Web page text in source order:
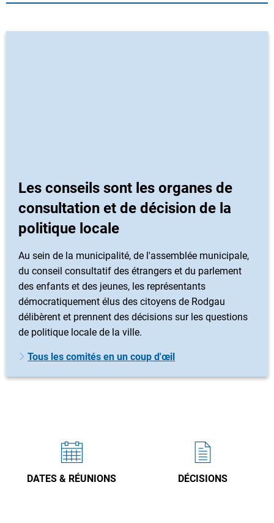
Les conseils sont les organes de
consultation et de décision de la
politique locale
Au sein de la municipalité, de l'assemblée municipale,
du conseil consultatif des étrangers et du parlement
des enfants et des jeunes, les représentants
démocratiquement élus des citoyens de Rodgau
délibèrent et prennent des décisions sur les questions
de politique locale de la ville.
Tous les comités en un coup d'œil
DATES & RÉUNIONS DÉCISIONS